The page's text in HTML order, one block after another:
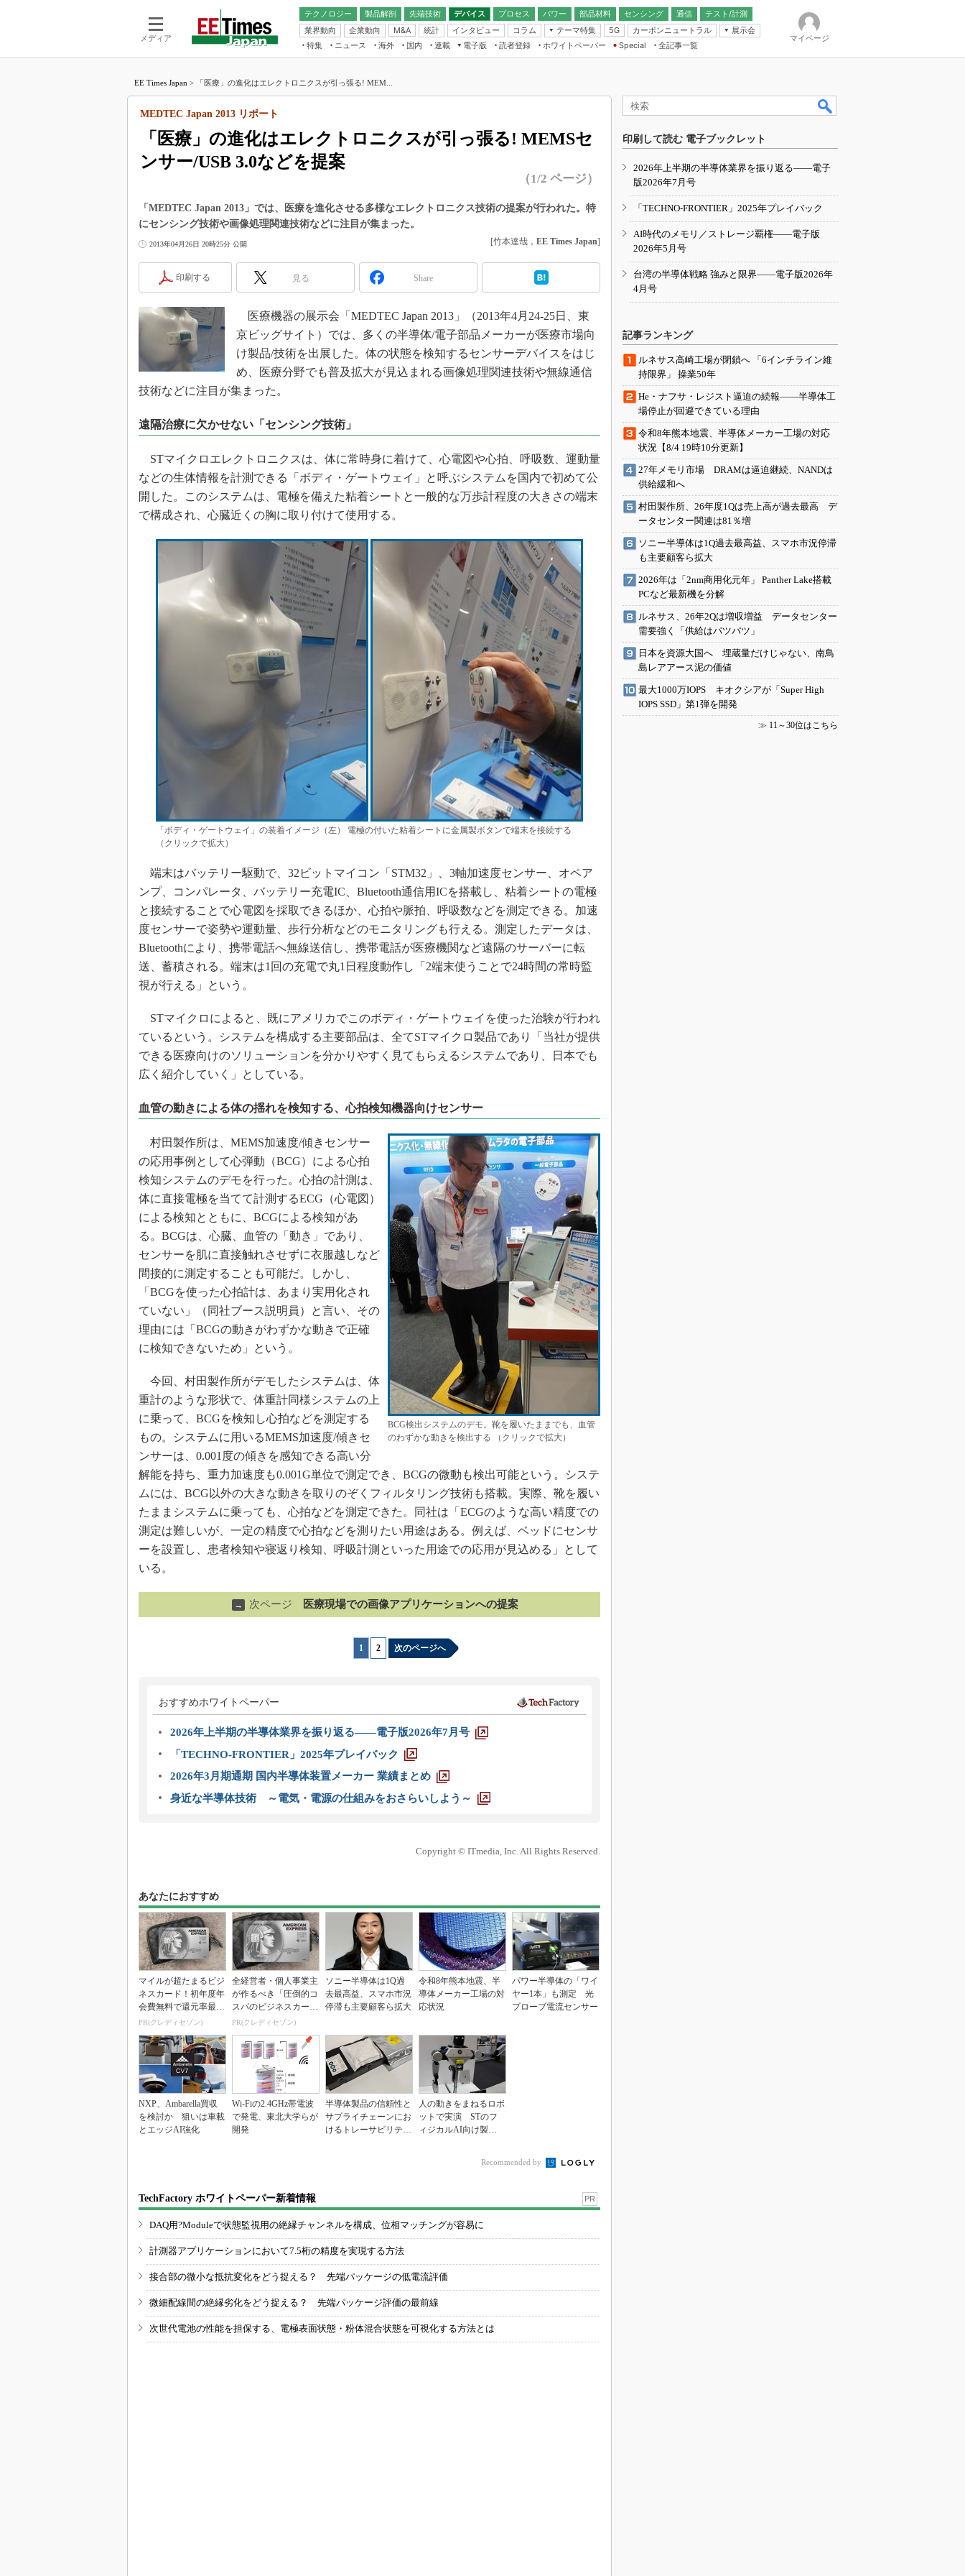
メディア
テクノロジー 製品解剖
先端技術
電池／エネルギー
デバイス
アナログ
マイコン
プロセス パワー 部品材料 センシング
通信
無線
テスト/計測
業界動向
企業動向 M&A 統計 インタビュー コラム
テーマ特集
フィジカルAI
読者調査（EE Times Research）
電源設計（EDN Japan）
エレクトロニクス入門（EDN
5G カーボンニュートラル
展示会
IoT・エッジコンピューティング
EXPO
TECHNO-FRONTIER
人とくるま展
特集 ニュース 海外 国内
連載
福田昭のデバイス通信
大山聡の業界スコープ
大原雄介のエレ・組み込みプレイバ
ック
世界を「数字」で回してみよう
この10年で起こったこと、次の10年
で起こること
“異端児エンジニア”が仕掛けた社内
改革、執念の180日
IHSアナリスト「未来展望」
ための新行動論
電子版
電子ブックレット
読者登録 ホワイトペーパー
Special
全記事一覧
マイページ
EE Times Japan > 「医療」の進化はエレクトロニクスが引っ張る! MEM...
「医療」の進化はエレクトロニクスが引っ張る! MEMSセ
ンサー/USB 3.0などを提案
MEDTEC Japan 2013 リポート
（1/2 ページ）
「MEDTEC Japan 2013」では、医療を進化させる多様なエレクトロニクス技術の提案が行われた。特
にセンシング技術や画像処理関連技術などに注目が集まった。
2013年04月26日 20時25分 公開 [竹本達哉， EE Times Japan]
印刷する 見る Share
医療機器の展示会「MEDTEC Japan 2013」（2013年4月24-25日、東
京ビッグサイト）では、多くの半導体/電子部品メーカーが医療市場向
け製品/技術を出展した。体の状態を検知するセンサーデバイスをはじ
め、医療分野でも普及拡大が見込まれる画像処理関連技術や無線通信
技術などに注目が集まった。
遠隔治療に欠かせない「センシング技術」
STマイクロエレクトロニクスは、体に常時身に着けて、心電図や心拍、呼吸数、運動量
などの生体情報を計測できる「ボディ・ゲートウェイ」と呼ぶシステムを国内で初めて公
開した。このシステムは、電極を備えた粘着シートと一般的な万歩計程度の大きさの端末
で構成され、心臓近くの胸に取り付けて使用する。
「ボディ・ゲートウェイ」の装着イメージ（左） 電極の付いた粘着シートに金属製ボタンで端末を接続する
（クリックで拡大）
端末はバッテリー駆動で、32ビットマイコン「STM32」、3軸加速度センサー、オペア
ンプ、コンパレータ、バッテリー充電IC、Bluetooth通信用ICを搭載し、粘着シートの電極
と接続することで心電図を採取できるほか、心拍や脈拍、呼吸数などを測定できる。加速
度センサーで姿勢や運動量、歩行分析などのモニタリングも行える。測定したデータは、
Bluetoothにより、携帯電話へ無線送信し、携帯電話が医療機関など遠隔のサーバーに転
送、蓄積される。端末は1回の充電で丸1日程度動作し「2端末使うことで24時間の常時監
視が行える」という。
STマイクロによると、既にアメリカでこのボディ・ゲートウェイを使った治験が行われ
ているという。システムを構成する主要部品は、全てSTマイクロ製品であり「当社が提供
できる医療向けのソリューションを分かりやすく見てもらえるシステムであり、日本でも
広く紹介していく」としている。
血管の動きによる体の揺れを検知する、心拍検知機器向けセンサー
BCG検出システムのデモ。靴を履いたままでも、血管
のわずかな動きを検出する （クリックで拡大）
村田製作所は、MEMS加速度/傾きセンサー
の応用事例として心弾動（BCG）による心拍
検知システムのデモを行った。心拍の計測は、
体に直接電極を当てて計測するECG（心電図）
による検知とともに、BCGによる検知があ
る。BCGは、心臓、血管の「動き」であり、
センサーを肌に直接触れさせずに衣服越しなど
間接的に測定することも可能だ。しかし、
「BCGを使った心拍計は、あまり実用化され
ていない」（同社ブース説明員）と言い、その
理由には「BCGの動きがわずかな動きで正確
に検知できないため」という。
今回、村田製作所がデモしたシステムは、体
重計のような形状で、体重計同様システムの上
に乗って、BCGを検知し心拍などを測定する
もの。システムに用いるMEMS加速度/傾きセ
ンサーは、0.001度の傾きを感知できる高い分
解能を持ち、重力加速度も0.001G単位で測定でき、BCGの微動も検出可能という。システ
ムには、BCG以外の大きな動きを取りのぞくフィルタリング技術も搭載。実際、靴を履い
たままシステムに乗っても、心拍などを測定できた。同社は「ECGのような高い精度での
測定は難しいが、一定の精度で心拍などを測りたい用途はある。例えば、ベッドにセンサ
ーを設置し、患者検知や寝返り検知、呼吸計測といった用途での応用が見込める」として
いる。
→ 次ページ 医療現場での画像アプリケーションへの提案
1 2 次のページへ
おすすめホワイトペーパー
2026年上半期の半導体業界を振り返る――電子版2026年7月号
「TECHNO-FRONTIER」2025年プレイバック
2026年3月期通期 国内半導体装置メーカー 業績まとめ
身近な半導体技術 ～電気・電源の仕組みをおさらいしよう～
Copyright © ITmedia, Inc. All Rights Reserved.
あなたにおすすめ
マイルが超たまるビジ
ネスカード！初年度年
会費無料で還元率最大
1.125%
PR(クレディセゾン)
全経営者・個人事業主
が作るべき「圧倒的コ
スパのビジネスカー
ド」
PR(クレディセゾン)
ソニー半導体は1Q過
去最高益、スマホ市況
停滞も主要顧客ら拡大
令和8年熊本地震、半
導体メーカー工場の対
応状況
パワー半導体の「ワイ
ヤー1本」も測定 光
プローブ電流センサー
NXP、Ambarella買収
を検討か 狙いは車載
とエッジAI強化
Wi-Fiの2.4GHz帯電波
で発電、東北大学らが
開発
半導体製品の信頼性と
サプライチェーンにお
けるトレーサビリティ
人の動きをまねるロボ
ットで実演 STのフ
ィジカルAI向け製品
Recommended by
TechFactory ホワイトペーパー新着情報 PR
DAQ用?Moduleで状態監視用の絶縁チャンネルを構成、位相マッチングが容易に
計測器アプリケーションにおいて7.5桁の精度を実現する方法
接合部の微小な抵抗変化をどう捉える？ 先端パッケージの低電流評価
微細配線間の絶縁劣化をどう捉える？ 先端パッケージ評価の最前線
次世代電池の性能を担保する、電極表面状態・粉体混合状態を可視化する方法とは
印刷して読む 電子ブックレット
2026年上半期の半導体業界を振り返る――電子
版2026年7月号
「TECHNO-FRONTIER」2025年プレイバック
AI時代のメモリ／ストレージ覇権――電子版
2026年5月号
台湾の半導体戦略 強みと限界――電子版2026年
4月号
記事ランキング
ルネサス高崎工場が閉鎖へ 「6インチライン維
持限界」 操業50年
He・ナフサ・レジスト逼迫の続報――半導体工
場停止が回避できている理由
令和8年熊本地震、半導体メーカー工場の対応
状況【8/4 19時10分更新】
27年メモリ市場 DRAMは逼迫継続、NANDは
供給緩和へ
村田製作所、26年度1Qは売上高が過去最高 デ
ータセンター関連は81％増
ソニー半導体は1Q過去最高益、スマホ市況停滞
も主要顧客ら拡大
2026年は「2nm商用化元年」 Panther Lake搭載
PCなど最新機を分解
ルネサス、26年2Qは増収増益 データセンター
需要強く「供給はパツパツ」
日本を資源大国へ 埋蔵量だけじゃない、南鳥
島レアアース泥の価値
最大1000万IOPS キオクシアが「Super High
IOPS SSD」第1弾を開発
≫ 11～30位はこちら